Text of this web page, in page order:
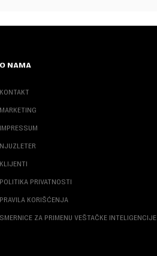
O NAMA
KONTAKT
MARKETING
IMPRESSUM
NJUZLETER
KLIJENTI
POLITIKA PRIVATNOSTI
PRAVILA KORIŠĆENJA
SMERNICE ZA PRIMENU VEŠTAČKE INTELIGENCIJE